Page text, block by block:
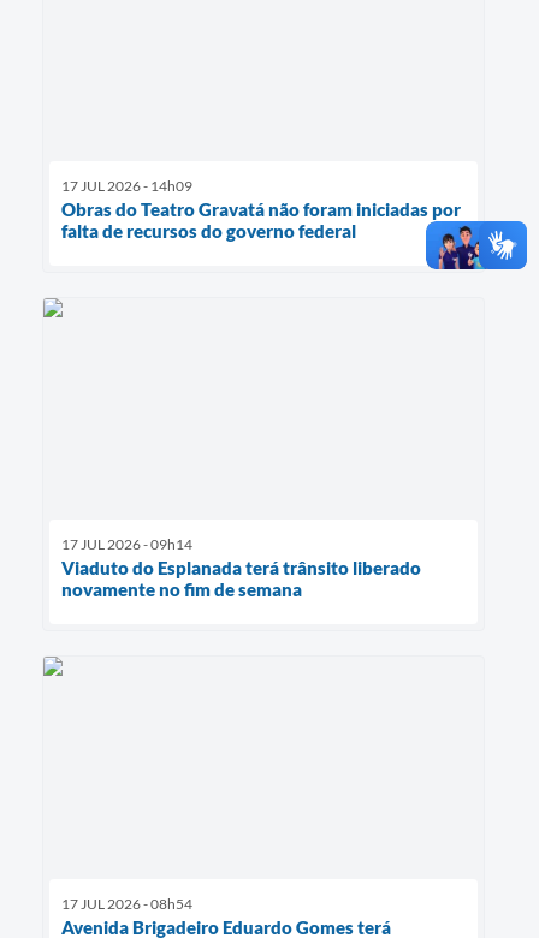
17 JUL 2026 - 14h09
Obras do Teatro Gravatá não foram iniciadas por
falta de recursos do governo federal
17 JUL 2026 - 09h14
Viaduto do Esplanada terá trânsito liberado
novamente no fim de semana
17 JUL 2026 - 08h54
Avenida Brigadeiro Eduardo Gomes terá